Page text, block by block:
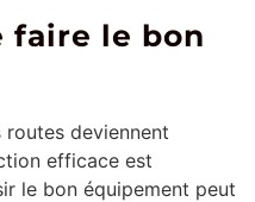
faire le bon
routes deviennent
efficace est
le bon équipement peut